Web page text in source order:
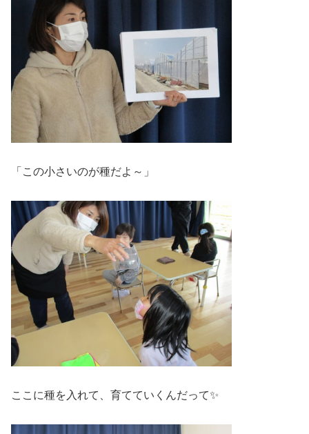
「この小さいのが種だよ～」
ここに種を入れて、育てていくんだって✨